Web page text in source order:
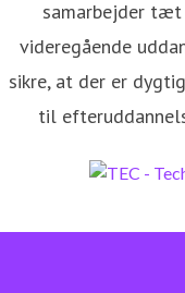
videregående
sikre, at der er
til